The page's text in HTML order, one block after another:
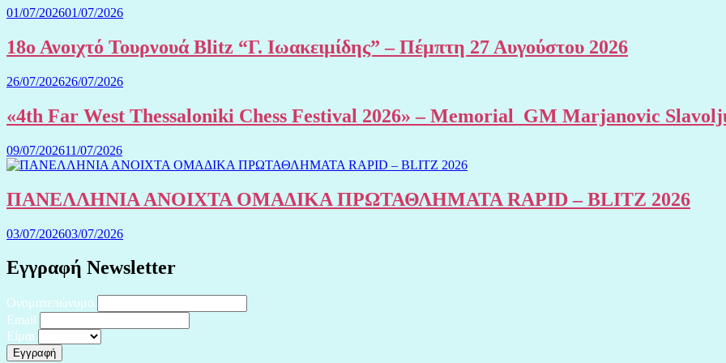
01/07/202601/07/2026
18ο Ανοιχτό Τουρνουά Blitz “Γ. Ιωακειμίδης” – Πέμπτη 27 Αυγούστου 2026
26/07/202626/07/2026
«4th Far West Thessaloniki Chess Festival 2026» – Memorial GM Marjanovic
09/07/202611/07/2026
ΠΑΝΕΛΛΗΝΙΑ ΑΝΟΙΧΤΑ ΟΜΑΔΙΚΑ ΠΡΩΤΑΘΛΗΜΑΤΑ RAPID – BLITZ 2026
03/07/202603/07/2026
Εγγραφή Newsletter
Ονοματεπώνυμο
Email
Είμαι